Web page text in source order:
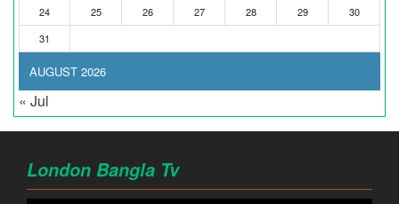
AUGUST 2026
24
25 26 27 28 29
30
31
« Jul
London Bangla Tv